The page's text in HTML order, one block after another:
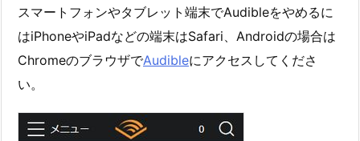
スマートフォンやタブレット端末でAudibleをやめるに
はiPhoneやiPadなどの端末はSafari、Androidの場合は
ChromeのブラウザでAudibleにアクセスしてくださ
い。